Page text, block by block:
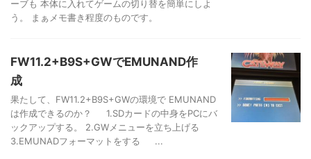
ーブも 本体に入れてゲームの切り替を簡単にしよ
う。 まぁメモ書き程度のものです。
FW11.2+B9S+GWでEMUNAND作
成
果たして、FW11.2+B9S+GWの環境で EMUNAND
は作成できるのか？ 1.SDカードの中身をPCにバ
ックアップする。 2.GWメニューを立ち上げる
3.EMUNADフォーマットをする ...